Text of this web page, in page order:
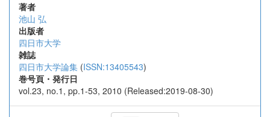
著者
池山 弘
出版者
四日市大学
雑誌
四日市大学論集 (ISSN:13405543)
巻号頁・発行日
vol.23, no.1, pp.1-53, 2010 (Released:2019-08-30)